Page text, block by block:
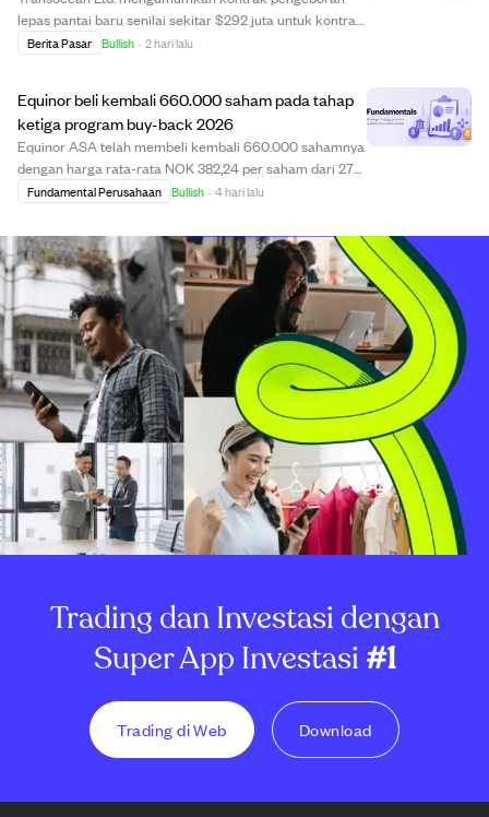
lepas pantai baru senilai sekitar $292 juta untuk kontrak
pasti dan tambahan $1,0 miliar dalam perjanjian
Berita Pasar Bullish · 2 hari lalu
Equinor beli kembali 660.000 saham pada tahap
ketiga program buy-back 2026
Equinor ASA telah membeli kembali 660.000 sahamnya
dengan harga rata-rata NOK 382,24 per saham dari 27
hingga 31 Juli 2026, sebagai bagian dari tahap ketiga
Juli 2026 dan berlangsung hingga 26 Oktobe...
Fundamental Perusahaan Bullish · 4 hari lalu
Trading dan Investasi dengan
Super App Investasi#1
Trading di Web Download